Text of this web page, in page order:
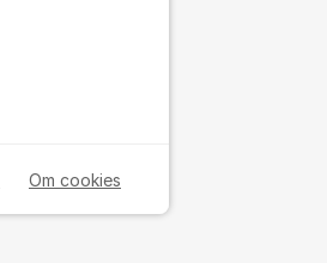
Om cookies